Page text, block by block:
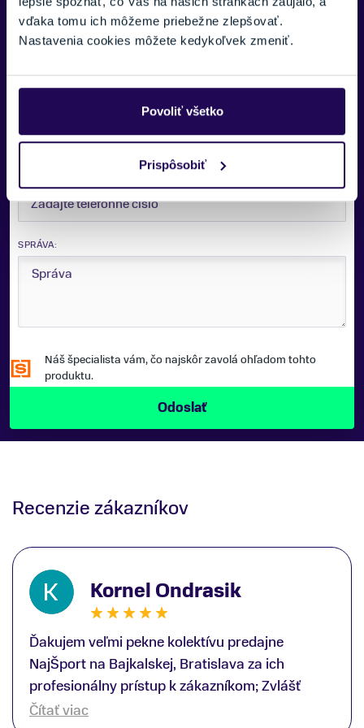
vďaka tomu ich môžeme priebežne zlepšovať.
Nastavenia cookies môžete kedykoľvek zmeniť.
Povoliť všetko
Prispôsobiť
VAŠE MENO:
SPRÁVA:
Náš špecialista vám, čo najskôr zavolá ohľadom tohto
produktu.
Recenzie zákazníkov
Kornel Ondrasik
Ďakujem veľmi pekne kolektívu predajne
NajŠport na Bajkalskej, Bratislava za ich
profesionálny prístup k zákazníkom; Zvlášť
ďakujem špecialistovi Martinovi Gunišovi za
Čítať viac